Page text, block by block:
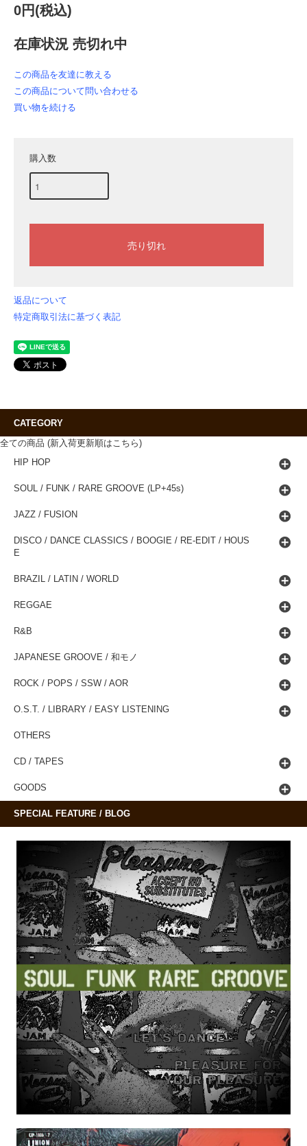
0円(税込)
在庫状況 売切れ中
この商品を友達に教える
この商品について問い合わせる
買い物を続ける
購入数
返品について
特定商取引法に基づく表記
CATEGORY
全ての商品 (新入荷更新順はこちら)
HIP HOP
SOUL / FUNK / RARE GROOVE (LP+45s)
JAZZ / FUSION
DISCO / DANCE CLASSICS / BOOGIE / RE-EDIT / HOUS
E
BRAZIL / LATIN / WORLD
REGGAE
R&B
JAPANESE GROOVE / 和モノ
ROCK / POPS / SSW / AOR
O.S.T. / LIBRARY / EASY LISTENING
OTHERS
CD / TAPES
GOODS
SPECIAL FEATURE / BLOG